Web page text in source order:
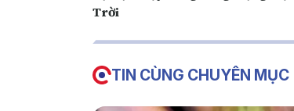
Trời
TIN CÙNG CHUYÊN MỤC